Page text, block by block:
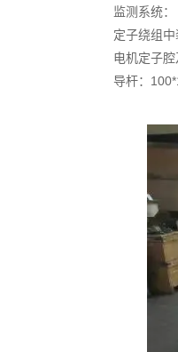
监测系统：
定子绕组
电机定子
导杆：